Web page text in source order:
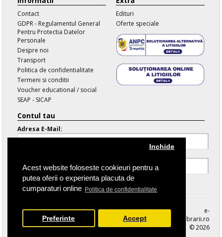
Acest website foloseste cookieuri pentru a
putea oferii o experienta placuta de
cumparaturi online Politica de confidentialitate
Inchide
Preferinte Accept
Contact
GDPR - Regulamentul General
Pentru Protectia Datelor
Personale
Despre noi
Transport
Politica de confidentialitate
Termeni si conditii
Voucher educational / social
SEAP - SICAP
Edituri
Oferte speciale
Contul tau
Adresa E-Mail:
Parola Uitata
e-
librarii.ro
© 2026